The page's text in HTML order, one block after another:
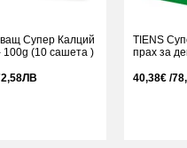
Супер Калций
100g (10 сашета )
TIENS
прах за
40,38€ /